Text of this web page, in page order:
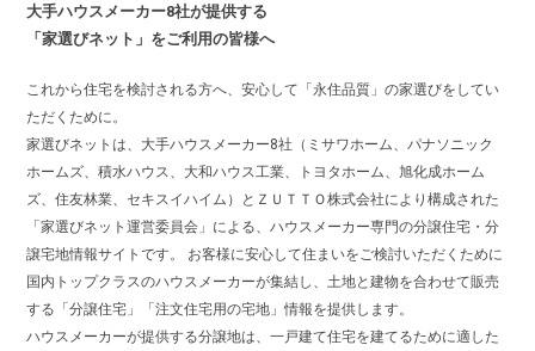
大手ハウスメーカー8社が提供する
「家選びネット」をご利用の皆様へ
これから住宅を検討される方へ、安心して「永住品質」の家選びをしてい
ただくために。
家選びネットは、大手ハウスメーカー8社（ミサワホーム、パナソニック
ホームズ、積水ハウス、大和ハウス工業、トヨタホーム、旭化成ホーム
ズ、住友林業、セキスイハイム）とＺＵＴＴＯ株式会社により構成された
「家選びネット運営委員会」による、ハウスメーカー専門の分譲住宅・分
譲宅地情報サイトです。 お客様に安心して住まいをご検討いただくために
国内トップクラスのハウスメーカーが集結し、土地と建物を合わせて販売
する「分譲住宅」「注文住宅用の宅地」情報を提供します。
ハウスメーカーが提供する分譲地は、一戸建て住宅を建てるために適した